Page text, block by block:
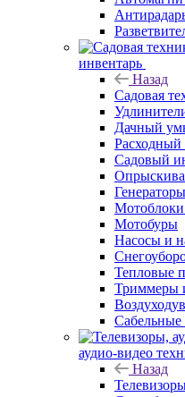
инвентарь
Назад
Садовая
Дачный
Расходный
Садовый
Генераторы
Мотоблоки
Мотобуры
Насосы и
Тепловые
Триммеры
аудио-видео
Назад